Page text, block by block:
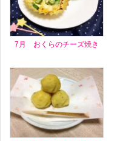
7月 おくらのチーズ焼き